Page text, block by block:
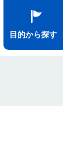
目的から探す